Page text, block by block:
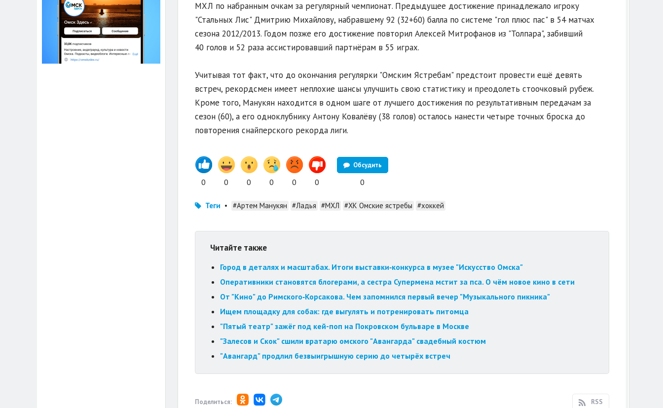
МХЛ по набранным очкам за регулярный чемпионат. Предыдущее достижение принадлежало игроку
"Стальных Лис" Дмитрию Михайлову, набравшему 92 (32+60) балла по системе "гол плюс пас" в 54 матчах
сезона 2012/2013. Годом позже его достижение повторил Алексей Митрофанов из "Толпара", забивший
40 голов и 52 раза ассистировавший партнёрам в 55 играх.
Учитывая тот факт, что до окончания регулярки "Омским Ястребам" предстоит провести ещё девять
встреч, рекордсмен имеет неплохие шансы улучшить свою статистику и преодолеть стоочковый рубеж.
Кроме того, Манукян находится в одном шаге от лучшего достижения по результативным передачам за
сезон (60), а его одноклубнику Антону Ковалёву (38 голов) осталось нанести четыре точных броска до
повторения снайперского рекорда лиги.
0 0 0 0 0 0
Обсудить
0
Теги • #Артем Манукян #Ладья #МХЛ #ХК Омские ястребы #хоккей
Читайте также
Город в деталях и масштабах. Итоги выставки‑конкурса в музее "Искусство Омска"
Оперативники становятся блогерами, а сестра Супермена мстит за пса. О чём новое кино в сети
От "Кино" до Римского‑Корсакова. Чем запомнился первый вечер "Музыкального пикника"
Ищем площадку для собак: где выгулять и потренировать питомца
"Пятый театр" зажёг под кей-поп на Покровском бульваре в Москве
"Залесов и Скок" сшили вратарю омского "Авангарда" свадебный костюм
"Авангард" продлил безвыигрышную серию до четырёх встреч
Поделиться: RSS